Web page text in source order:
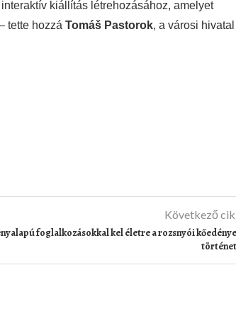
kiállítás létrehozásához, amelyet
tette hozzá Tomáš Pastorok, a városi hivatal
Következő
foglalkozásokkal kel életre a rozsnyói